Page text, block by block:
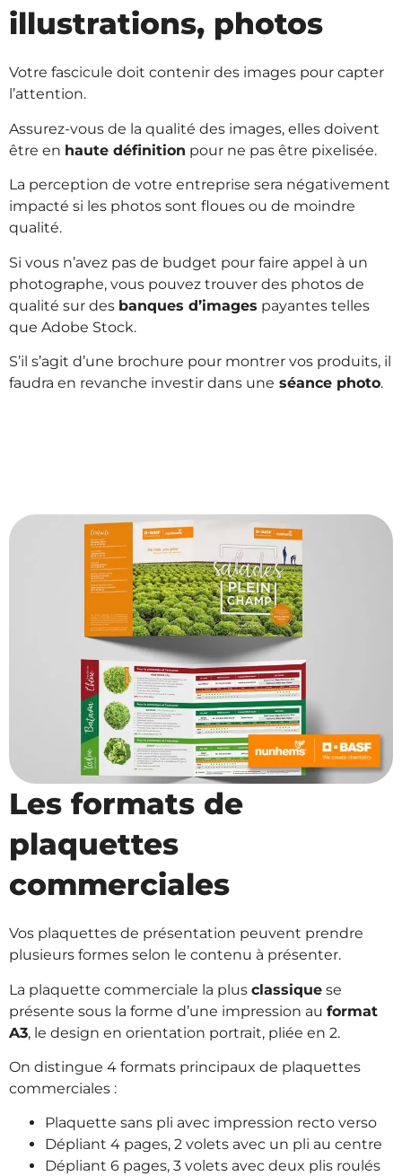
illustrations, photos
Votre fascicule doit contenir des images pour capter
l’attention.
Assurez-vous de la qualité des images, elles doivent
être en haute définition pour ne pas être pixelisée.
La perception de votre entreprise sera négativement
impacté si les photos sont floues ou de moindre
qualité.
Si vous n’avez pas de budget pour faire appel à un
photographe, vous pouvez trouver des photos de
qualité sur des banques d’images payantes telles
que Adobe Stock.
S’il s’agit d’une brochure pour montrer vos produits, il
faudra en revanche investir dans une séance photo.
Les formats de
plaquettes
commerciales
Vos plaquettes de présentation peuvent prendre
plusieurs formes selon le contenu à présenter.
La plaquette commerciale la plus classique se
présente sous la forme d’une impression au format
A3, le design en orientation portrait, pliée en 2.
On distingue 4 formats principaux de plaquettes
commerciales :
Plaquette sans pli avec impression recto verso
Dépliant 4 pages, 2 volets avec un pli au centre
Dépliant 6 pages, 3 volets avec deux plis roulés